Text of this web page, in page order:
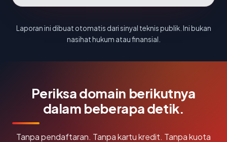
Laporan ini dibuat otomatis dari sinyal teknis publik. Ini bukan
nasihat hukum atau finansial.
Periksa domain berikutnya
dalam beberapa detik.
Tanpa pendaftaran. Tanpa kartu kredit. Tanpa kuota